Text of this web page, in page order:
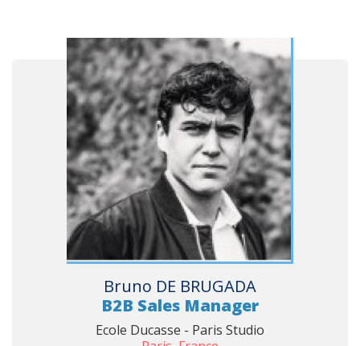
Bruno DE BRUGADA
B2B Sales Manager
Ecole Ducasse - Paris Studio